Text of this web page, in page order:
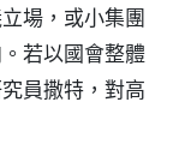
場，或小集團
若以國會整體
員撒特，對高